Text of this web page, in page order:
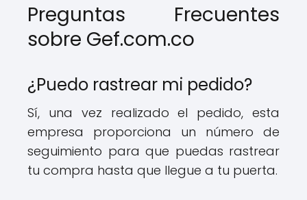
Preguntas Frecuentes
sobre Gef.com.co
¿Puedo rastrear mi pedido?
Sí, una vez realizado el pedido, esta
empresa proporciona un número de
seguimiento para que puedas rastrear
tu compra hasta que llegue a tu puerta.